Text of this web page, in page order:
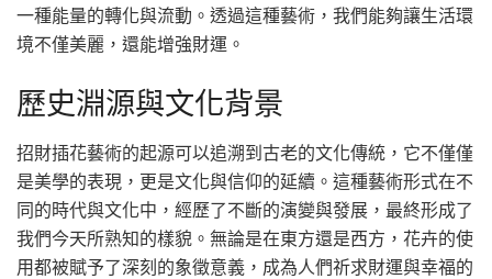
一種能量的轉化與流動。透過這種藝術，我們能夠讓生活環
境不僅美麗，還能增強財運。
歷史淵源與文化背景
招財插花藝術的起源可以追溯到古老的文化傳統，它不僅僅
是美學的表現，更是文化與信仰的延續。這種藝術形式在不
同的時代與文化中，經歷了不斷的演變與發展，最終形成了
我們今天所熟知的樣貌。無論是在東方還是西方，花卉的使
用都被賦予了深刻的象徵意義，成為人們祈求財運與幸福的